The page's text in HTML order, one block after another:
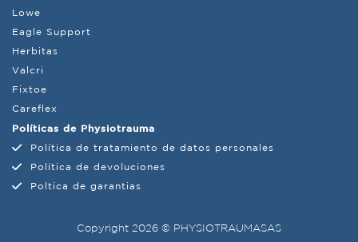
Lowe
Eagle Support
Herbitas
Valcri
Fixtoe
Careflex
Políticas de Physiotrauma
Política de tratamiento de datos personales
Política de devoluciones
Poltica de garantias
Copyright 2026 © PHYSIOTRAUMASAS